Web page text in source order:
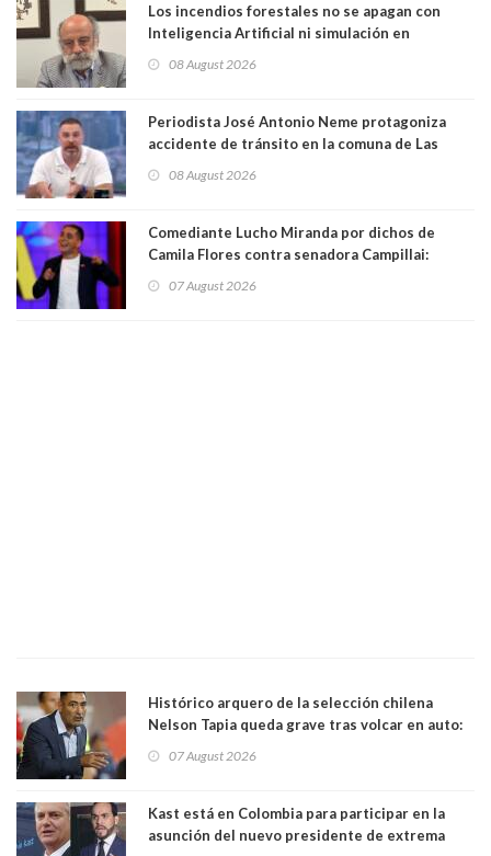
Los incendios forestales no se apagan con
Inteligencia Artificial ni simulación en
Magister en Asentamientos Humanos PUC
08 August 2026
Periodista José Antonio Neme protagoniza
accidente de tránsito en la comuna de Las
08 August 2026
Comediante Lucho Miranda por dichos de
Camila Flores contra senadora Campillai:
forma de quitar dignidad"
07 August 2026
Histórico arquero de la selección chilena
Nelson Tapia queda grave tras volcar en auto:
07 August 2026
Kast está en Colombia para participar en la
asunción del nuevo presidente de extrema